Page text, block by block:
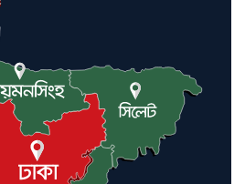
আদমপুর ইউনাইটেড কলেজ
নিয়ে আলোচনা সভা
মানবাধিকার সম্মেলনে
বিশেষ সম্মাননা পেলেন ফারুক খাঁন,